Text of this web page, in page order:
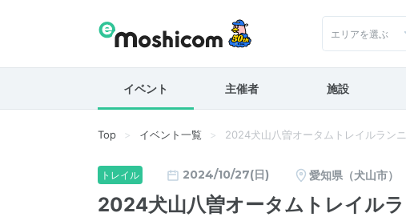
エリアを選ぶ
イベント 主催者 施設
Top イベント一覧 2024犬山八曽オータムトレイルラン
トレイル 2024/10/27(日) 愛知県（犬山市）
2024犬山八曽オータムトレイル